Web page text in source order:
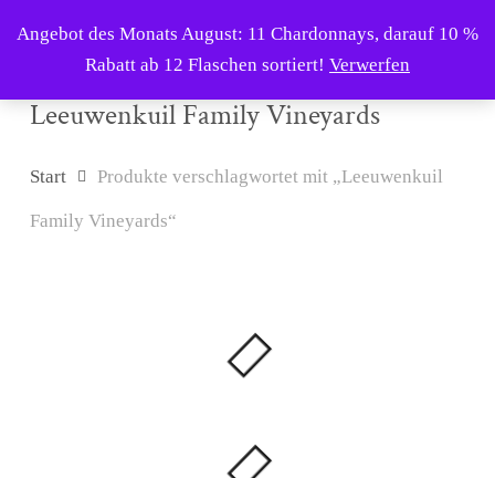
Angebot des Monats August: 11 Chardonnays, darauf 10 %
Rabatt ab 12 Flaschen sortiert! Verwerfen
content
search
Leeuwenkuil Family Vineyards
Start Produkte verschlagwortet mit „Leeuwenkuil
Family Vineyards“